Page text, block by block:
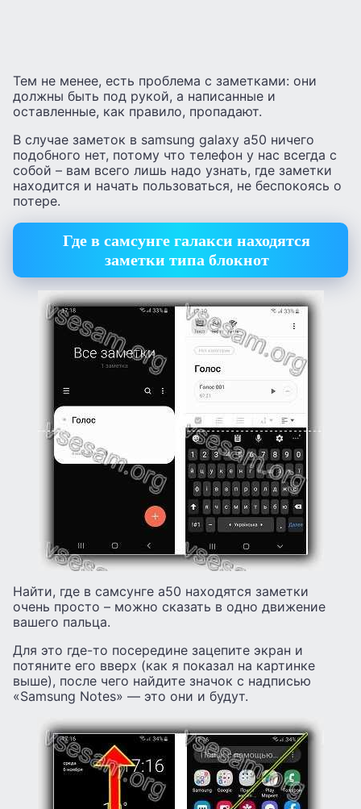
Тем не менее, есть проблема с заметками: они
должны быть под рукой, а написанные и
оставленные, как правило, пропадают.
В случае заметок в samsung galaxy a50 ничего
подобного нет, потому что телефон у нас всегда с
собой – вам всего лишь надо узнать, где заметки
находится и начать пользоваться, не беспокоясь о
потере.
Где в самсунге галакси находятся
заметки типа блокнот
Найти, где в самсунге а50 находятся заметки
очень просто – можно сказать в одно движение
вашего пальца.
Для это где-то посередине зацепите экран и
потяните его вверх (как я показал на картинке
выше), после чего найдите значок с надписью
«Samsung Notes» — это они и будут.